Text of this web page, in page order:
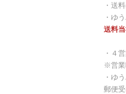
・送
・ゆ
送料
・４
※営業
・ゆ
郵便